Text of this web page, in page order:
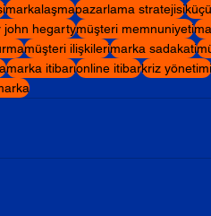
markalaşmapazarlama stratejisi
john hegartymüşteri memnuniyeti
müşteri ilişkilerimarka sadakati
marka itibarıonline itibarkriz yönetimi